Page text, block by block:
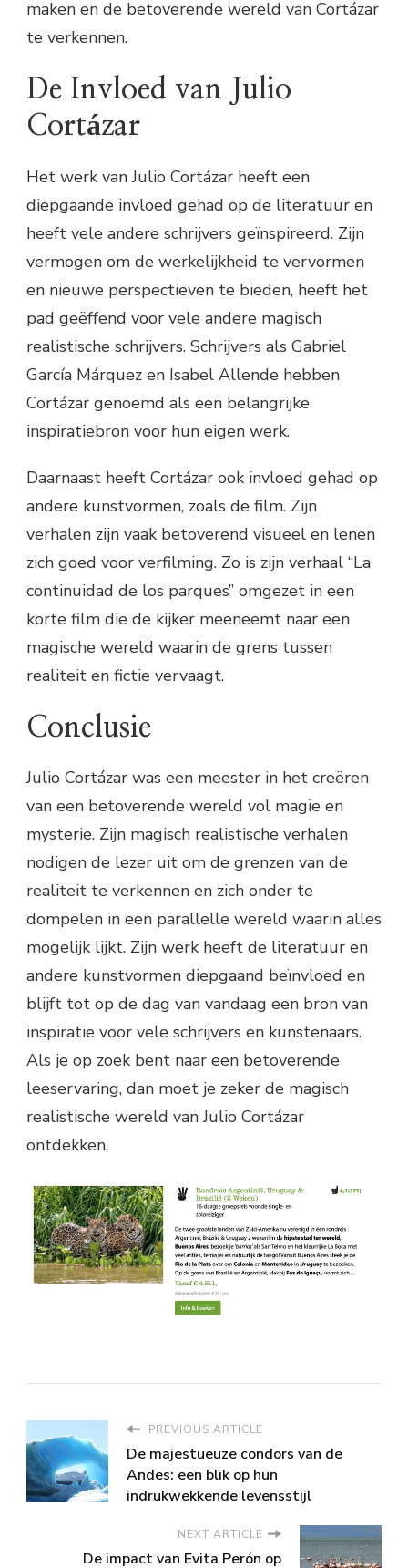
maken en de betoverende wereld van Cortázar
te verkennen.
De Invloed van Julio
Cortázar
Het werk van Julio Cortázar heeft een
diepgaande invloed gehad op de literatuur en
heeft vele andere schrijvers geïnspireerd. Zijn
vermogen om de werkelijkheid te vervormen
en nieuwe perspectieven te bieden, heeft het
pad geëffend voor vele andere magisch
realistische schrijvers. Schrijvers als Gabriel
García Márquez en Isabel Allende hebben
Cortázar genoemd als een belangrijke
inspiratiebron voor hun eigen werk.
Daarnaast heeft Cortázar ook invloed gehad op
andere kunstvormen, zoals de film. Zijn
verhalen zijn vaak betoverend visueel en lenen
zich goed voor verfilming. Zo is zijn verhaal “La
continuidad de los parques” omgezet in een
korte film die de kijker meeneemt naar een
magische wereld waarin de grens tussen
realiteit en fictie vervaagt.
Conclusie
Julio Cortázar was een meester in het creëren
van een betoverende wereld vol magie en
mysterie. Zijn magisch realistische verhalen
nodigen de lezer uit om de grenzen van de
realiteit te verkennen en zich onder te
dompelen in een parallelle wereld waarin alles
mogelijk lijkt. Zijn werk heeft de literatuur en
andere kunstvormen diepgaand beïnvloed en
blijft tot op de dag van vandaag een bron van
inspiratie voor vele schrijvers en kunstenaars.
Als je op zoek bent naar een betoverende
leeservaring, dan moet je zeker de magisch
realistische wereld van Julio Cortázar
ontdekken.
PREVIOUS ARTICLE
De majestueuze condors van de
Andes: een blik op hun
indrukwekkende levensstijl
NEXT ARTICLE
De impact van Evita Perón op